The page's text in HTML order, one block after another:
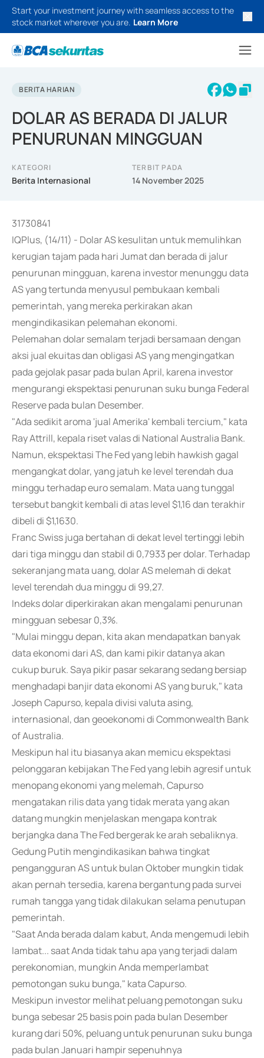
Start your investment journey with seamless access to the
stock market wherever you are. Learn More
BERITA HARIAN
DOLAR AS BERADA DI JALUR
PENURUNAN MINGGUAN
KATEGORI
Berita Internasional
TERBIT PADA
14 November 2025
31730841
IQPlus, (14/11) - Dolar AS kesulitan untuk memulihkan
kerugian tajam pada hari Jumat dan berada di jalur
penurunan mingguan, karena investor menunggu data
AS yang tertunda menyusul pembukaan kembali
pemerintah, yang mereka perkirakan akan
mengindikasikan pelemahan ekonomi.
Pelemahan dolar semalam terjadi bersamaan dengan
aksi jual ekuitas dan obligasi AS yang mengingatkan
pada gejolak pasar pada bulan April, karena investor
mengurangi ekspektasi penurunan suku bunga Federal
Reserve pada bulan Desember.
"Ada sedikit aroma 'jual Amerika' kembali tercium," kata
Ray Attrill, kepala riset valas di National Australia Bank.
Namun, ekspektasi The Fed yang lebih hawkish gagal
mengangkat dolar, yang jatuh ke level terendah dua
minggu terhadap euro semalam. Mata uang tunggal
tersebut bangkit kembali di atas level $1,16 dan terakhir
dibeli di $1,1630.
Franc Swiss juga bertahan di dekat level tertinggi lebih
dari tiga minggu dan stabil di 0,7933 per dolar. Terhadap
sekeranjang mata uang, dolar AS melemah di dekat
level terendah dua minggu di 99,27.
Indeks dolar diperkirakan akan mengalami penurunan
mingguan sebesar 0,3%.
"Mulai minggu depan, kita akan mendapatkan banyak
data ekonomi dari AS, dan kami pikir datanya akan
cukup buruk. Saya pikir pasar sekarang sedang bersiap
menghadapi banjir data ekonomi AS yang buruk," kata
Joseph Capurso, kepala divisi valuta asing,
internasional, dan geoekonomi di Commonwealth Bank
of Australia.
Meskipun hal itu biasanya akan memicu ekspektasi
pelonggaran kebijakan The Fed yang lebih agresif untuk
menopang ekonomi yang melemah, Capurso
mengatakan rilis data yang tidak merata yang akan
datang mungkin menjelaskan mengapa kontrak
berjangka dana The Fed bergerak ke arah sebaliknya.
Gedung Putih mengindikasikan bahwa tingkat
pengangguran AS untuk bulan Oktober mungkin tidak
akan pernah tersedia, karena bergantung pada survei
rumah tangga yang tidak dilakukan selama penutupan
pemerintah.
"Saat Anda berada dalam kabut, Anda mengemudi lebih
lambat... saat Anda tidak tahu apa yang terjadi dalam
perekonomian, mungkin Anda memperlambat
pemotongan suku bunga," kata Capurso.
Meskipun investor melihat peluang pemotongan suku
bunga sebesar 25 basis poin pada bulan Desember
kurang dari 50%, peluang untuk penurunan suku bunga
pada bulan Januari hampir sepenuhnya